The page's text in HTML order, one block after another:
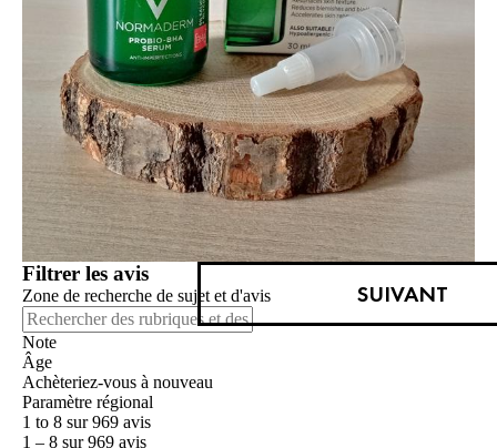
SUIVANT
Filtrer les avis
Zone de recherche de sujet et d'avis
Note
Âge
Achèteriez-vous à nouveau
Paramètre régional
1 to 8 sur 969 avis
1 – 8 sur 969 avis